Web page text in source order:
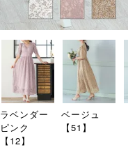
ラベンダー
ピンク
【12】
ベージュ
【51】